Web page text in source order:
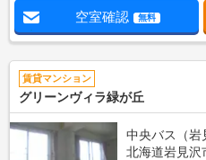
空室確認 無料
賃貸マンション
グリーンヴィラ緑が丘
中央バス（岩
北海道岩見沢